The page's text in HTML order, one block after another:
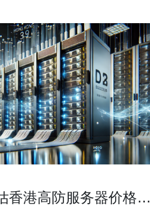
香港高防服务器价格与